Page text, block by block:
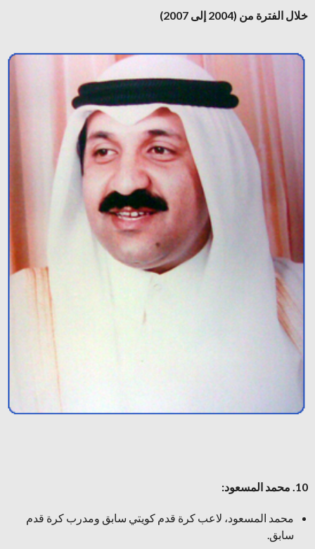
خلال الفترة من (2004 إلى 2007)
10. محمد المسعود:
محمد المسعود، لاعب كرة قدم كويتي سابق ومدرب كرة قدم
سابق.